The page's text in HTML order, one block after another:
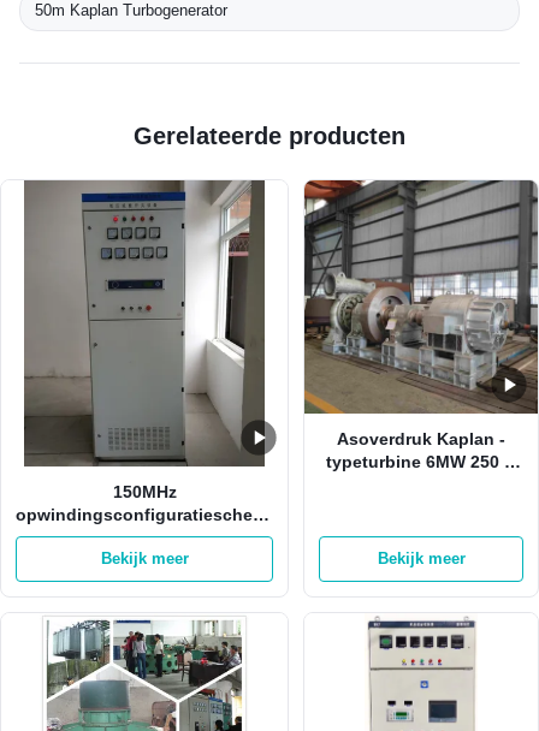
50m Kaplan Turbogenerator
Gerelateerde producten
150MHz
opwindingsconfiguratiescherm
met 32 bits voor van de Micro-
Hydro de Opwindingssysteem
Elektrische centralegenerator
Bekijk meer
Asoverdruk Kaplan -
typeturbine 6MW 250 R
Bekijk meer